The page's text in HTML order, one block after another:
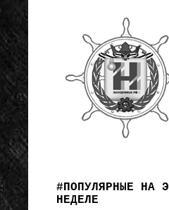
#ПОПУЛЯРНЫЕ НА
НЕДЕЛЕ